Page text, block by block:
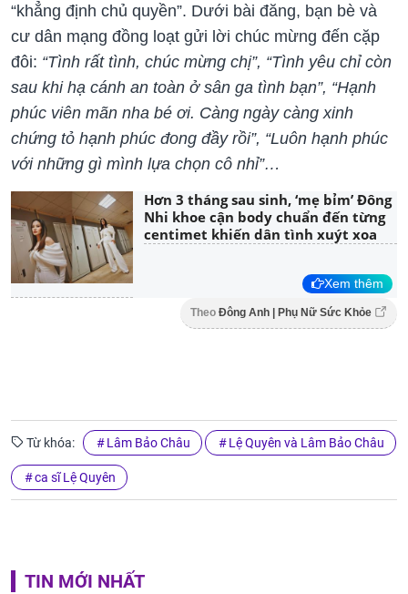
“khẳng định chủ quyền”. Dưới bài đăng, bạn bè và
cư dân mạng đồng loạt gửi lời chúc mừng đến cặp
đôi: “Tình rất tình, chúc mừng chị”, “Tình yêu chỉ còn
sau khi hạ cánh an toàn ở sân ga tình bạn”, “Hạnh
phúc viên mãn nha bé ơi. Càng ngày càng xinh
chứng tỏ hạnh phúc đong đầy rồi”, “Luôn hạnh phúc
với những gì mình lựa chọn cô nhỉ”…
Hơn 3 tháng sau sinh, ‘mẹ bỉm’ Đông
Nhi khoe cận body chuẩn đến từng
centimet khiến dân tình xuýt xoa
Xem thêm
Theo Đông Anh | Phụ Nữ Sức Khỏe
Từ khóa: Lâm Bảo Châu Lệ Quyên và Lâm Bảo Châu
ca sĩ Lệ Quyên
TIN MỚI NHẤT